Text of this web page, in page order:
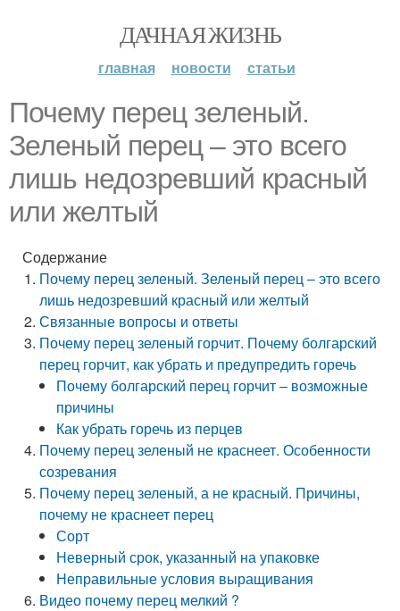
ДАЧНАЯ ЖИЗНЬ
главная новости статьи
Почему перец зеленый.
Зеленый перец – это всего
лишь недозревший красный
или желтый
Содержание
Почему перец зеленый. Зеленый перец – это всего
лишь недозревший красный или желтый
Связанные вопросы и ответы
Почему перец зеленый горчит. Почему болгарский
перец горчит, как убрать и предупредить горечь
Почему болгарский перец горчит – возможные
причины
Как убрать горечь из перцев
Почему перец зеленый не краснеет. Особенности
созревания
Почему перец зеленый, а не красный. Причины,
почему не краснеет перец
Сорт
Неверный срок, указанный на упаковке
Неправильные условия выращивания
Видео почему перец мелкий ?